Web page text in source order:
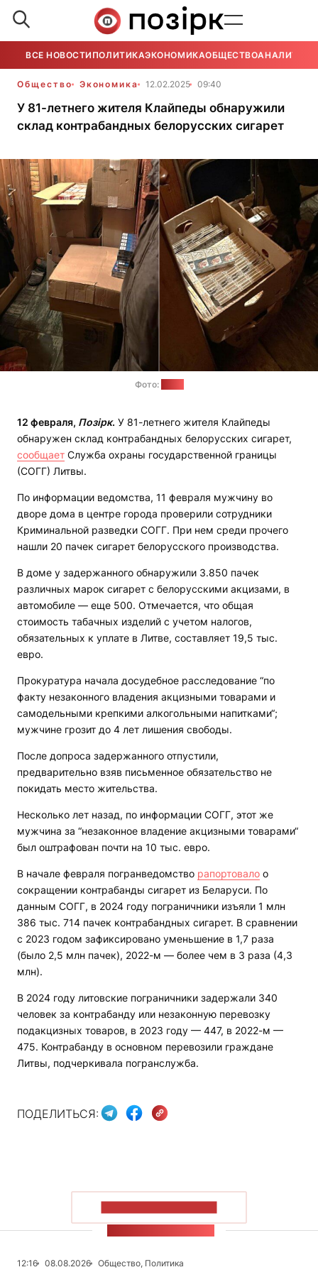
ВСЕ НОВОСТИ ПОЛИТИКАЭКОНОМИКАОБЩЕСТВОАНАЛИТИКА
Общество Экономика 12.02.2025 09:40
У 81-летнего жителя Клайпеды обнаружили
склад контрабандных белорусских сигарет
Фото:
12 февраля, Позірк. У 81-летнего жителя Клайпеды
обнаружен склад контрабандных белорусских сигарет,
сообщает Служба охраны государственной границы
(СОГГ) Литвы.
По информации ведомства, 11 февраля мужчину во
дворе дома в центре города проверили сотрудники
Криминальной разведки СОГГ. При нем среди прочего
нашли 20 пачек сигарет белорусского производства.
В доме у задержанного обнаружили 3.850 пачек
различных марок сигарет с белорусскими акцизами, в
автомобиле — еще 500. Отмечается, что общая
стоимость табачных изделий с учетом налогов,
обязательных к уплате в Литве, составляет 19,5 тыс.
евро.
Прокуратура начала досудебное расследование “по
факту незаконного владения акцизными товарами и
самодельными крепкими алкогольными напитками“;
мужчине грозит до 4 лет лишения свободы.
После допроса задержанного отпустили,
предварительно взяв письменное обязательство не
покидать место жительства.
Несколько лет назад, по информации СОГГ, этот же
мужчина за “незаконное владение акцизными товарами“
был оштрафован почти на 10 тыс. евро.
В начале февраля погранведомство рапортовало о
сокращении контрабанды сигарет из Беларуси. По
данным СОГГ, в 2024 году пограничники изъяли 1 млн
386 тыс. 714 пачек контрабандных сигарет. В сравнении
с 2023 годом зафиксировано уменьшение в 1,7 раза
(было 2,5 млн пачек), 2022-м — более чем в 3 раза (4,3
млн).
В 2024 году литовские пограничники задержали 340
человек за контрабанду или незаконную перевозку
подакцизных товаров, в 2023 году — 447, в 2022-м —
475. Контрабанду в основном перевозили граждане
Литвы, подчеркивала погранслужба.
ПОДЕЛИТЬСЯ:
12:16 08.08.2026 Общество, Политика